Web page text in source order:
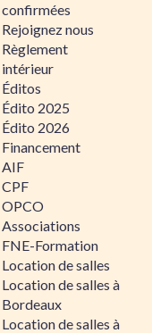
confirmées
Rejoignez nous
Règlement
intérieur
Éditos
Édito 2025
Édito 2026
Financement
AIF
CPF
OPCO
Associations
FNE-Formation
Location de salles
Location de salles à
Bordeaux
Location de salles à